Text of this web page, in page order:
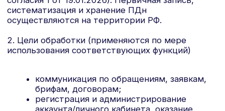
размещение, модерация и публикация
пользовательского контента (отзывы,
комментарии, кейсы, портфолио);
маркетинговые коммуникации и
персональные предложения (при наличии
отдельного согласия по каналам);
обеспечение безопасности,
предотвращение мошенничества и
злоупотреблений, контроль качества;
соблюдение требований
законодательства, бухгалтерский и